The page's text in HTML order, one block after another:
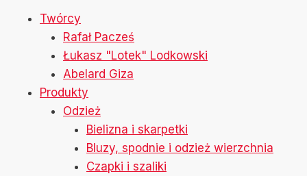
Opcje
stronie
produktu
Twórcy
Rafał Pacześ
Łukasz "Lotek" Lodkowski
Abelard Giza
Produkty
Odzież
Bielizna i skarpetki
Bluzy, spodnie i odzież wierzchnia
Czapki i szaliki